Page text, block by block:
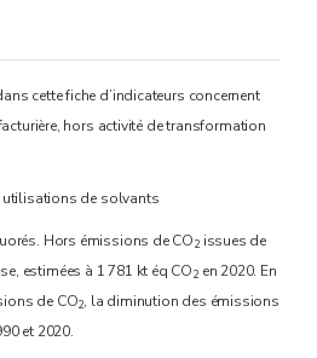
cette fiche d’indicateurs concernent
hors activité de transformation
de solvants
Hors émissions de CO2issues de
estimées à 1 781 kt éq CO2en 2020. En
de CO2, la diminution des émissions
et 2020.